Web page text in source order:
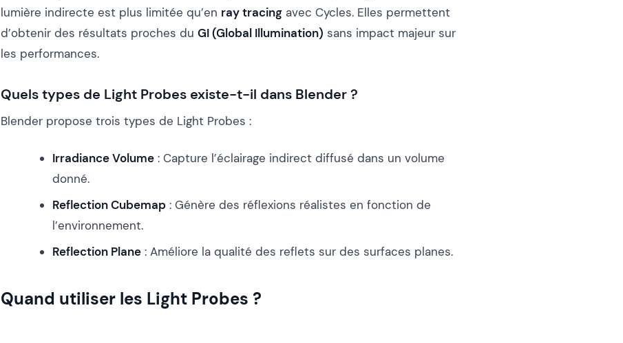
lumière indirecte est plus limitée qu’en ray tracing avec Cycles. Elles permettent
d’obtenir des résultats proches du GI (Global Illumination) sans impact majeur sur
les performances.
Quels types de Light Probes existe-t-il dans Blender ?
Blender propose trois types de Light Probes :
Irradiance Volume : Capture l’éclairage indirect diffusé dans un volume
donné.
Reflection Cubemap : Génère des réflexions réalistes en fonction de
l’environnement.
Reflection Plane : Améliore la qualité des reflets sur des surfaces planes.
Quand utiliser les Light Probes ?